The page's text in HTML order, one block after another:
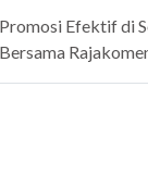
Efektif di